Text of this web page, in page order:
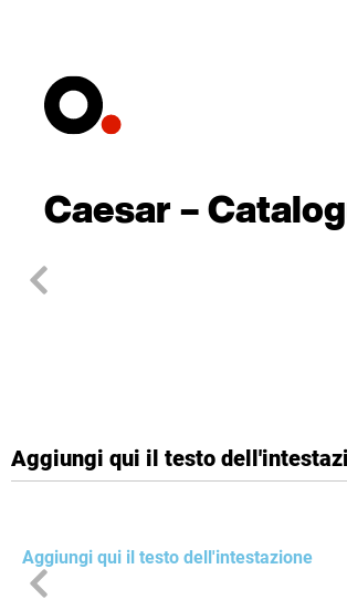
Caesar –
Aggiungi qui il testo
Aggiungi qui il testo dell'intestazione